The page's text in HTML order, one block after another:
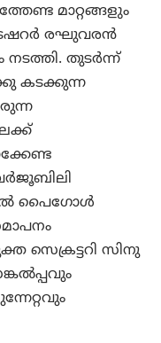
മാറ്റങ്ങളും
രഘുവരൻ
തുടർന്ന്
കടക്കുന്ന
പൈഗോൾ
സെക്രട്ടറി സിനു